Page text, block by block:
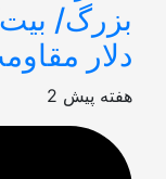
دلار
2 هفته پیش